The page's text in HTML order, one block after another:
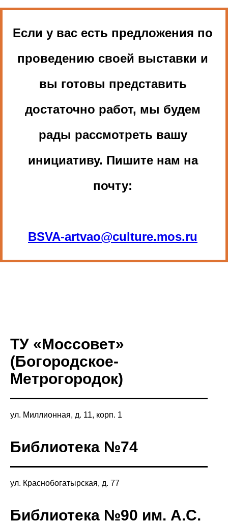
Если у вас есть предложения по
проведению своей выставки и
вы готовы представить
достаточно работ, мы будем
рады рассмотреть вашу
инициативу. Пишите нам на
почту:
BSVA-artvao@culture.mos.ru
ТУ «Моссовет»
(Богородское-
Метрогородок)
ул. Миллионная, д. 11, корп. 1
Библиотека №74
ул. Краснобогатырская, д. 77
Библиотека №90 им. А.С.